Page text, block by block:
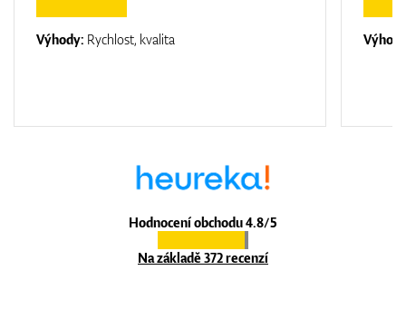
Hodnocení obchodu 4.8/5
Na základě 372 recenzí
Výhody: Rychlost, kvalita